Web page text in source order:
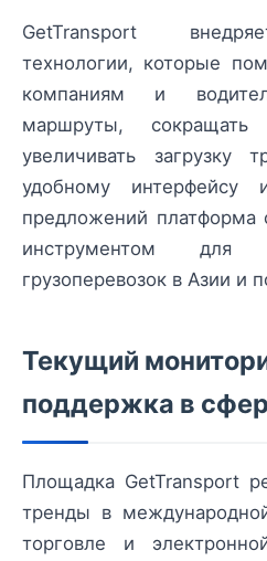
GetTransport
технологии, которые
компаниям и
маршруты,
увеличивать загрузку
удобному
предложений платформа
инструментом для
грузоперевозок в Азии и
Текущий
поддержка в
Площадка GetTransport
тренды в
торговле и